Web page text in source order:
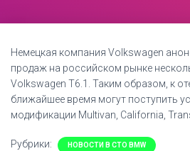
Немецкая компания Volkswagen
продаж на российском рынке
Volkswagen Т6.1. Таким образом, к
ближайшее время могут поступить
модификации Multivan, California,
Рубрики: НОВОСТИ В СТО BMW